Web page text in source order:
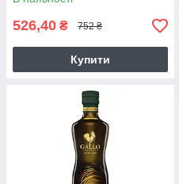
526,40 ₴ 752 ₴
Купити